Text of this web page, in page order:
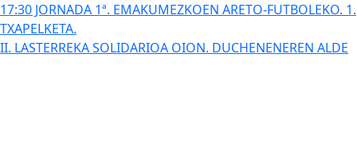
17:30 JORNADA 1ª. EMAKUMEZKOEN ARETO-FUTBOLEKO. 1.
TXAPELKETA.
II. LASTERREKA SOLIDARIOA OION. DUCHENENEREN ALDE